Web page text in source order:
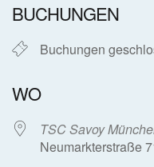
BUCHUNGEN
Buchungen
WO
TSC Savoy
Neumarkterstraße